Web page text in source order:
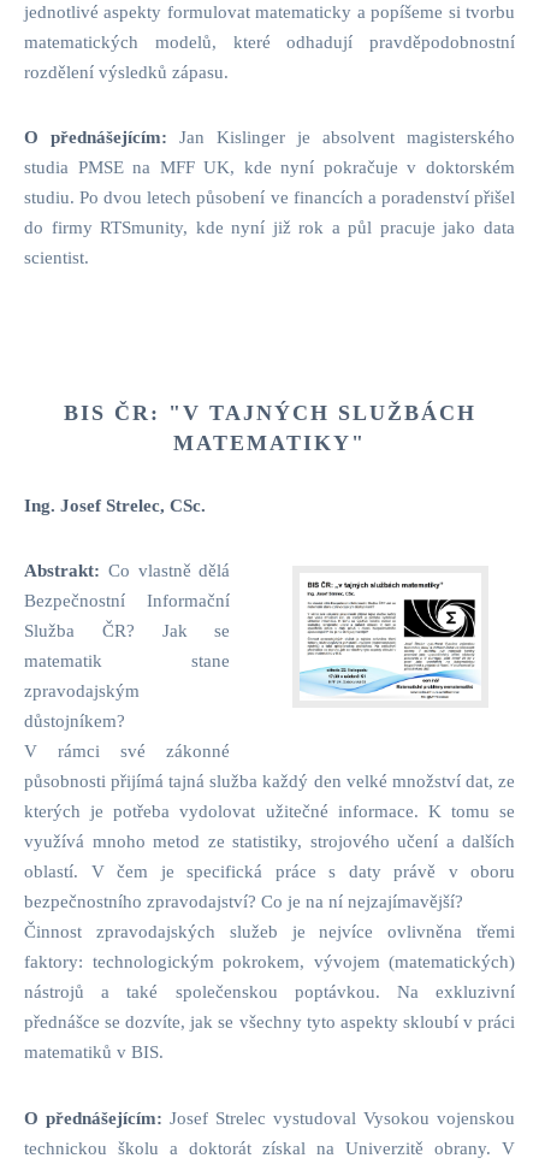
jednotlivé aspekty formulovat matematicky a popíšeme si tvorbu
matematických modelů, které odhadují pravděpodobnostní
rozdělení výsledků zápasu.
O přednášejícím: Jan Kislinger je absolvent magisterského
studia PMSE na MFF UK, kde nyní pokračuje v doktorském
studiu. Po dvou letech působení ve financích a poradenství přišel
do firmy RTSmunity, kde nyní již rok a půl pracuje jako data
scientist.
BIS ČR: "V TAJNÝCH SLUŽBÁCH
MATEMATIKY"
Ing. Josef Strelec, CSc.
Abstrakt: Co vlastně dělá
Bezpečnostní Informační
Služba ČR? Jak se
matematik stane
zpravodajským
důstojníkem?
V rámci své zákonné
působnosti přijímá tajná služba každý den velké množství dat, ze
kterých je potřeba vydolovat užitečné informace. K tomu se
využívá mnoho metod ze statistiky, strojového učení a dalších
oblastí. V čem je specifická práce s daty právě v oboru
bezpečnostního zpravodajství? Co je na ní nejzajímavější?
Činnost zpravodajských služeb je nejvíce ovlivněna třemi
faktory: technologickým pokrokem, vývojem (matematických)
nástrojů a také společenskou poptávkou. Na exkluzivní
přednášce se dozvíte, jak se všechny tyto aspekty skloubí v práci
matematiků v BIS.
O přednášejícím: Josef Strelec vystudoval Vysokou vojenskou
technickou školu a doktorát získal na Univerzitě obrany. V